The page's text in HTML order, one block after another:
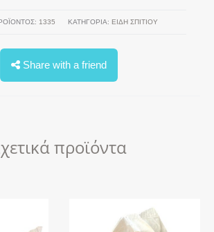
1335 ΚΑΤΗΓΟΡΊΑ: ΕΙΔΗ ΣΠΙΤΙΟΥ
Share with a friend
προϊόντα